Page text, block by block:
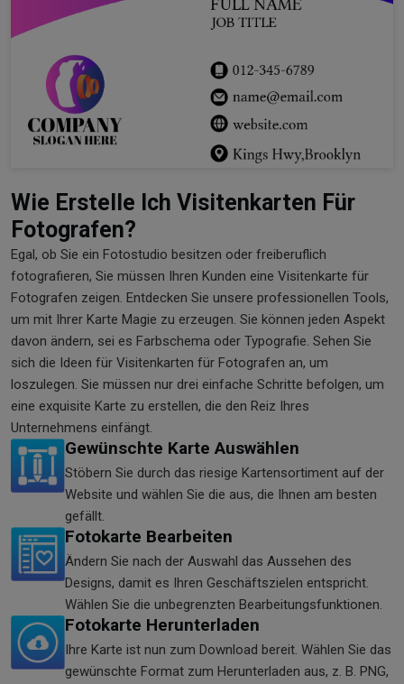
Wie Erstelle Ich Visitenkarten Für
Fotografen?
Egal, ob Sie ein Fotostudio besitzen oder freiberuflich
fotografieren, Sie müssen Ihren Kunden eine Visitenkarte für
Fotografen zeigen. Entdecken Sie unsere professionellen Tools,
um mit Ihrer Karte Magie zu erzeugen. Sie können jeden Aspekt
davon ändern, sei es Farbschema oder Typografie. Sehen Sie
sich die Ideen für Visitenkarten für Fotografen an, um
loszulegen. Sie müssen nur drei einfache Schritte befolgen, um
eine exquisite Karte zu erstellen, die den Reiz Ihres
Unternehmens einfängt.
Gewünschte Karte Auswählen
Stöbern Sie durch das riesige Kartensortiment auf der
Website und wählen Sie die aus, die Ihnen am besten
gefällt.
Fotokarte Bearbeiten
Ändern Sie nach der Auswahl das Aussehen des
Designs, damit es Ihren Geschäftszielen entspricht.
Wählen Sie die unbegrenzten Bearbeitungsfunktionen.
Fotokarte Herunterladen
Ihre Karte ist nun zum Download bereit. Wählen Sie das
gewünschte Format zum Herunterladen aus, z. B. PNG,